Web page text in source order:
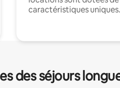
caractéristiques uniques.
des séjours